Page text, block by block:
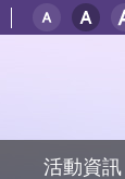
活動資訊